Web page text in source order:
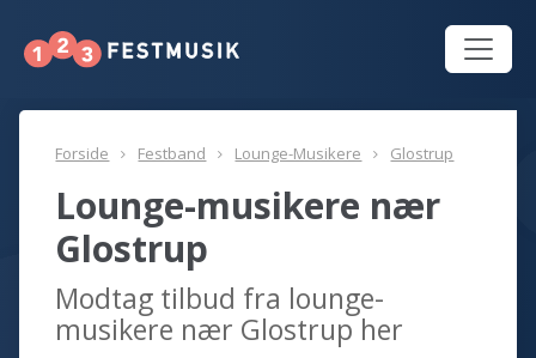
Forside Festband Lounge-Musikere Glostrup
Lounge-musikere nær
Glostrup
Modtag tilbud fra lounge-
musikere nær Glostrup her